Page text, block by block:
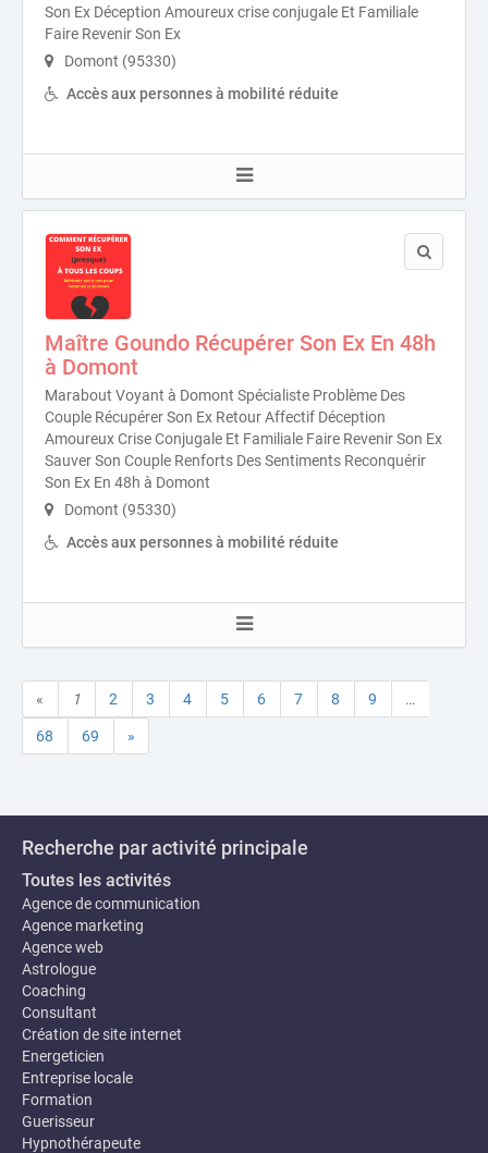
Son Ex Déception Amoureux crise conjugale Et Familiale
Faire Revenir Son Ex
Domont (95330)
Accès aux personnes à mobilité réduite
Maître Goundo Récupérer Son Ex En 48h
à Domont
Marabout Voyant à Domont Spécialiste Problème Des
Couple Récupérer Son Ex Retour Affectif Déception
Amoureux Crise Conjugale Et Familiale Faire Revenir Son Ex
Sauver Son Couple Renforts Des Sentiments Reconquérir
Son Ex En 48h à Domont
Domont (95330)
Accès aux personnes à mobilité réduite
« 1 2 3 4 5 6 7 8 9 …
68 69 »
Recherche par activité principale
Toutes les activités
Agence de communication
Agence marketing
Agence web
Astrologue
Coaching
Consultant
Création de site internet
Energeticien
Entreprise locale
Formation
Guerisseur
Hypnothérapeute